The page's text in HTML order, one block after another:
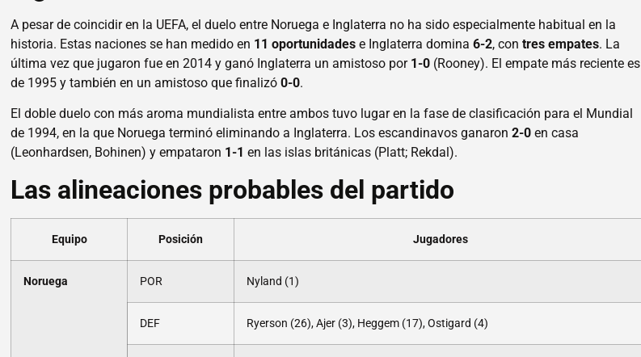
A pesar de coincidir en la UEFA, el duelo entre Noruega e Inglaterra no ha sido especialmente habitual en la
historia. Estas naciones se han medido en 11 oportunidades e Inglaterra domina6-2, contres empates. La
última vez que jugaron fue en 2014 y ganó Inglaterra un amistoso por 1-0 (Rooney). El empate más reciente es
de 1995 y también en un amistoso que finalizó0-0.
El doble duelo con más aroma mundialista entre ambos tuvo lugar en la fase de clasificación para el Mundial
de 1994, en la que Noruega terminó eliminando a Inglaterra. Los escandinavos ganaron2-0 en casa
(Leonhardsen, Bohinen) y empataron 1-1 en las islas británicas (Platt; Rekdal).
Las alineaciones probables del partido
Equipo Posición Jugadores
Noruega POR Nyland (1)
DEF Ryerson (26), Ajer (3), Heggem (17), Ostigard (4)